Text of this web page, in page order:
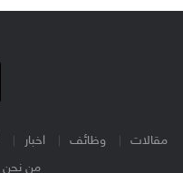
مقالات وظائف اخبار
من نحن